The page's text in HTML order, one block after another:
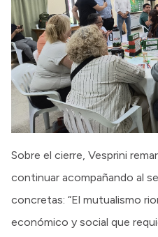
Sobre el cierre, Vesprini
continuar acompañando al
concretas: “El mutualismo
económico y social que